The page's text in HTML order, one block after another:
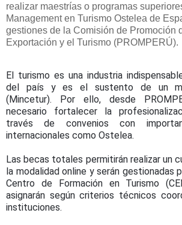
realizar maestrías o programas
Management en Turismo Ostelea de
gestiones de la Comisión de Promoción
Exportación y el Turismo (PROMPERÚ).
El turismo es una industria
del país y es el sustento de un
(Mincetur). Por ello, desde
necesario fortalecer la
través de convenios con
internacionales como Ostelea.
Las becas totales permitirán realizar un
la modalidad online y serán gestionadas
Centro de Formación en Turismo
asignarán según criterios técnicos
instituciones.